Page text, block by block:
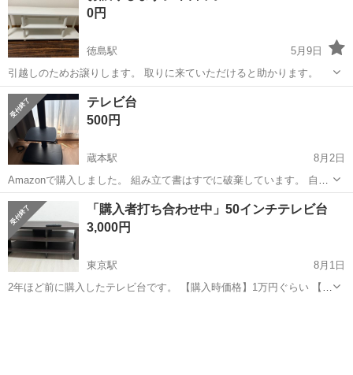
仕事に、これ以上...
0円
徳島駅
5月9日
引越しのためお譲りします。 取りに来ていただけると助かります。
徳島 徳島市 徳島駅
テレビ台
500円
蔵本駅
8月2日
Amazonで購入しました。 組み立て書はすでに破棄しています。 自宅
周辺まで取りに来てくれる方のみでお願いします。
徳島 蔵本駅 収納家具
「購入者打ち合わせ中」50インチテレビ台
3,000円
東京駅
8月1日
2年ほど前に購入したテレビ台です。 【購入時価格】1万円ぐらい 【サ